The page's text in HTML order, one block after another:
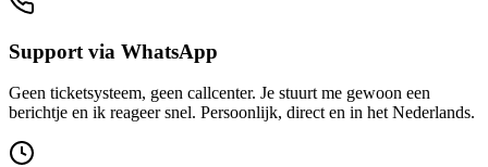
Support via WhatsApp
Geen ticketsysteem, geen callcenter. Je stuurt me gewoon een
berichtje en ik reageer snel. Persoonlijk, direct en in het Nederlands.